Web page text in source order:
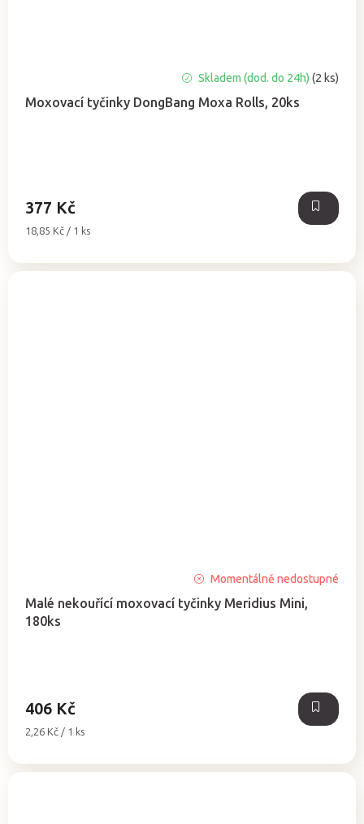
Moxovací tyčinky DongBang Moxa Rolls, 20ks
produktu
Skladem (dod. do 24h)(2 ks)
377 Kč
Měrná
18,85 Kč / 1 ks
Malé nekouřící moxovací tyčinky Meridius Mini,
180ks
Momentálně nedostupné
406 Kč
Měrná
2,26 Kč / 1 ks